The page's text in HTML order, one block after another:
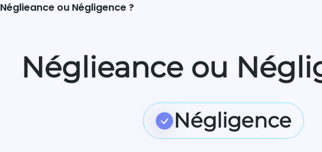
Néglieance ou Négligence ?
Néglieance ou
Négligence